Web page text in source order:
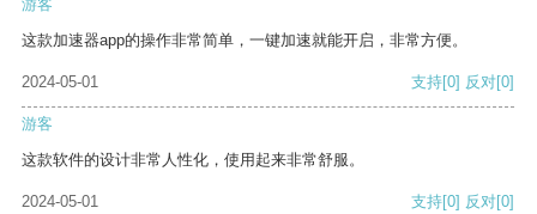
游客
这款加速器app的操作非常简单，一键加速就能开启，非常方便。
2024-05-01 支持[0] 反对[0]
游客
这款软件的设计非常人性化，使用起来非常舒服。
2024-05-01 支持[0] 反对[0]